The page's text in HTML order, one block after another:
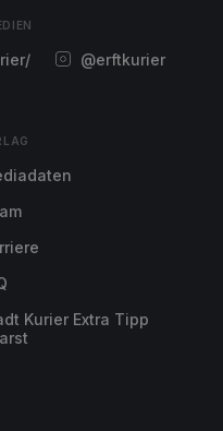
@erftkurier
Kurier Extra Tipp